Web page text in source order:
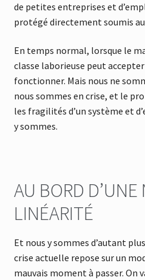
de petites entreprises et
protégé directement soumis
En temps normal, lorsque le
classe laborieuse peut
fonctionner. Mais nous ne
nous sommes en crise, et le
les fragilités d’un système et
y sommes.
AU BORD
LINÉARITÉ
Et nous y sommes d’autant
crise actuelle repose sur un
mauvais moment à passer. On